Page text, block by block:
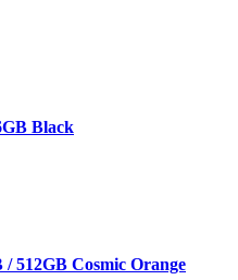
Black
512GB Cosmic Orange